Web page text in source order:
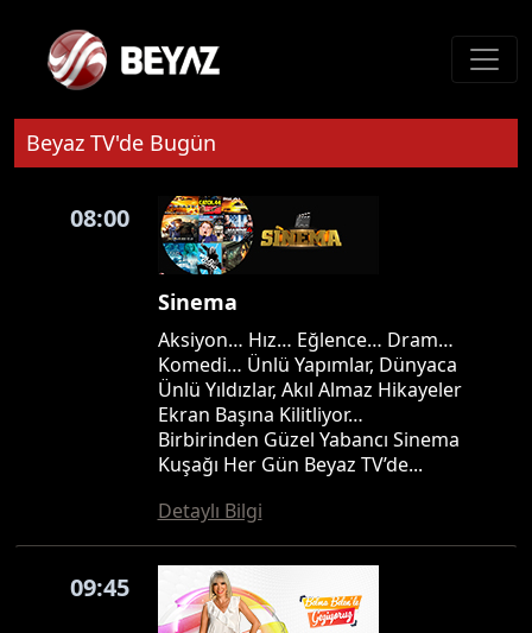
Beyaz TV'de Bugün
08:00
Sinema
Aksiyon… Hız… Eğlence… Dram…
Komedi… Ünlü Yapımlar, Dünyaca
Ünlü Yıldızlar, Akıl Almaz Hikayeler
Ekran Başına Kilitliyor…
Birbirinden Güzel Yabancı Sinema
Kuşağı Her Gün Beyaz TV’de...
Detaylı Bilgi
09:45